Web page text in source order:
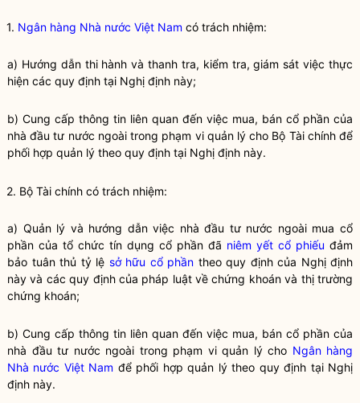
1. Ngân hàng Nhà nước Việt Nam có trách nhiệm:
a) Hướng dẫn thi hành và thanh tra, kiểm tra, giám sát việc thực
hiện các quy định tại Nghị định này;
b) Cung cấp thông tin liên quan đến việc mua, bán cổ phần của
nhà đầu tư nước ngoàitrong phạm vi quản lý cho Bộ Tài chính để
phối hợp quản lý theo quy định tại Nghị định này.
2. Bộ Tài chính có trách nhiệm:
a) Quản lý và hướng dẫn việc nhà đầu tư nước ngoàimua cổ
phần của tổ chức tín dụng cổ phần đã niêm yết cổ phiếu đảm
bảo tuân thủ tỷ lệ sở hữu cổ phần theo quy định của Nghị định
này và các quy định của pháp luậtvềchứng khoánvà thị trường
chứng khoán;
b) Cung cấp thông tin liên quan đến việc mua, bán cổ phần của
nhà đầu tư nước ngoài trong phạm vi quản lý cho Ngân hàng
Nhà nước Việt Nam để phối hợp quản lý theo quy định tại Nghị
định này.